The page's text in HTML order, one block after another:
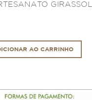
GIRASSOL
AO CARRINHO